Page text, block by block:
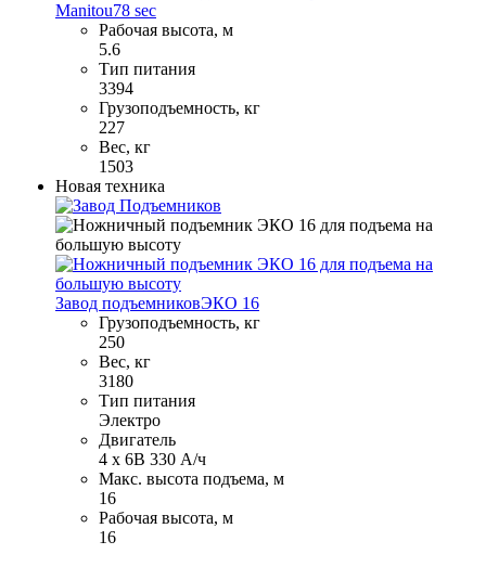
Manitou78 sec
Рабочая высота, м
5.6
Тип питания
3394
Грузоподъемность, кг
227
Вес, кг
1503
Новая техника
Завод подъемниковЭКО 16
Грузоподъемность, кг
250
Вес, кг
3180
Тип питания
Электро
Двигатель
4 х 6В 330 А/ч
Макс. высота подъема, м
16
Рабочая высота, м
16